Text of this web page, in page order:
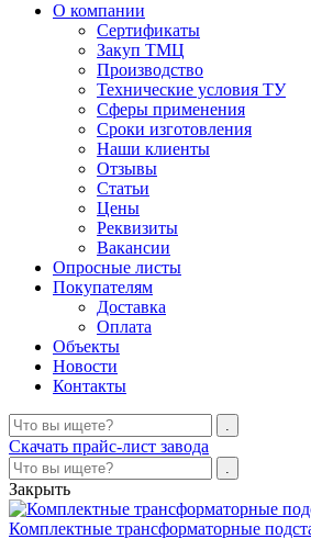
О компании
Сертификаты
Закуп ТМЦ
Производство
Технические условия ТУ
Сферы применения
Сроки изготовления
Наши клиенты
Отзывы
Статьи
Цены
Реквизиты
Вакансии
Опросные листы
Покупателям
Доставка
Оплата
Объекты
Новости
Контакты
Скачать прайс-лист завода
Закрыть
Комплектные трансформаторные